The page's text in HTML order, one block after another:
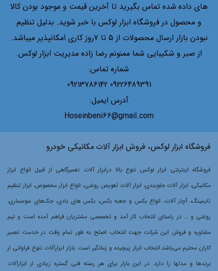
های داده شده تماس بگیرید تا آخرین قیمت و موجود بودن کالا
و محصول در فروشگاه ابزار لوکس با خبر شوید. بدلیل تنظیم
نبودن بازار ارسال محصولات از 5 تا 7روز کاری امکانپذیر میباشد.
از صبر و شکیبایی شما ممنونم رضا زاده مدیریت ابزار لوکس.
شماره تماس:
09226489391 09213786142
آدرس ایمیل:
Hoseinbeni66@gmail.com
فروشگاه ابزار لوکس، فروش ابزار آلات مکانیکی خودرو
فروشگاه اینترنتی ابزار لوکس تنوع بالا درابزار آلات تعمیرگاهی از قبیل انواع ابزار
مکانیکی، ابزار آلات جلوبندی، ابزار آلات تعویض روغنی، انواع ابزار مخصوص، ابزار تنظیم
تایمینگ، آچار آلات، انواع بکس و جعبه بکس، بکس های بادی، جک‌های سوسماری،
روغنی و … در راستای انتخاب کار آمد و تخصصی مشتریان فراهم آمده است و تیم
مشاوره و فروش این شرکت جهت انتخاب اصلح به طور تمام وقت در خدمت تعمیر
کاران محترم می‌باشد.انتخاب ابزار پیچیده و زمانگیر است. بازار ابزارآلات تنوع فراوانی از
برندها و مدلها را دارد. در این بازار برای هر رسته فنی گستره زیادی از ابزارآلات